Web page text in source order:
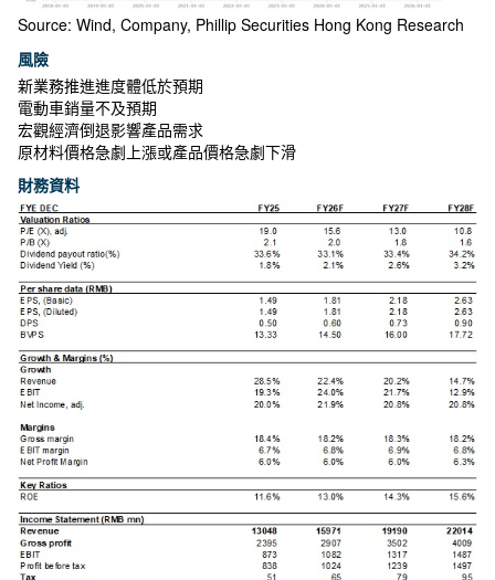
Source: Wind, Company, Phillip Securities Hong Kong Research
風險
新業務推進進度體低於預期
電動車銷量不及預期
宏觀經濟倒退影響產品需求
原材料價格急劇上漲或產品價格急劇下滑
財務資料